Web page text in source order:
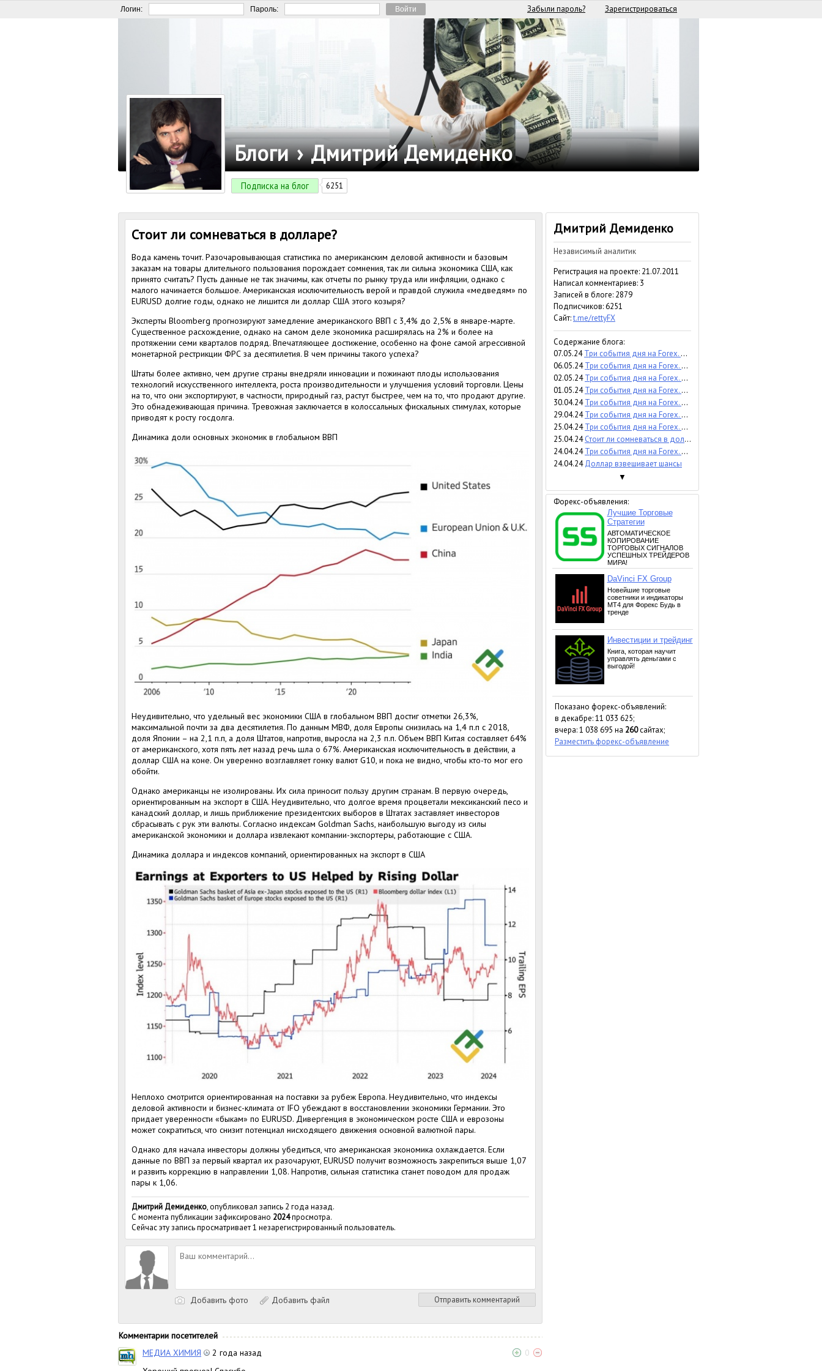
Логин: Пароль: Забыли пароль? Зарегистрироваться
Блоги › Дмитрий Демиденко
Подписка на блог 6251
Стоит ли сомневаться в долларе?
Вода камень точит. Разочаровывающая статистика по американским деловой активности и базовым
заказам на товары длительного пользования порождает сомнения, так ли сильна экономика США, как
принято считать? Пусть данные не так значимы, как отчеты по рынку труда или инфляции, однако с
малого начинается большое. Американская исключительность верой и правдой служила «медведям» по
EURUSD долгие годы, однако не лишится ли доллар США этого козыря?
Эксперты Bloomberg прогнозируют замедление американского ВВП с 3,4% до 2,5% в январе-марте.
Существенное расхождение, однако на самом деле экономика расширялась на 2% и более на
протяжении семи кварталов подряд. Впечатляющее достижение, особенно на фоне самой агрессивной
монетарной рестрикции ФРС за десятилетия. В чем причины такого успеха?
Штаты более активно, чем другие страны внедряли инновации и пожинают плоды использования
технологий искусственного интеллекта, роста производительности и улучшения условий торговли. Цены
на то, что они экспортируют, в частности, природный газ, растут быстрее, чем на то, что продают другие.
Это обнадеживающая причина. Тревожная заключается в колоссальных фискальных стимулах, которые
приводят к росту госдолга.
Динамика доли основных экономик в глобальном ВВП
Неудивительно, что удельный вес экономики США в глобальном ВВП достиг отметки 26,3%,
максимальной почти за два десятилетия. По данным МВФ, доля Европы снизилась на 1,4 п.п с 2018,
доля Японии – на 2,1 п.п, а доля Штатов, напротив, выросла на 2,3 п.п. Объем ВВП Китая составляет 64%
от американского, хотя пять лет назад речь шла о 67%. Американская исключительность в действии, а
доллар США на коне. Он уверенно возглавляет гонку валют G10, и пока не видно, чтобы кто-то мог его
обойти.
Однако американцы не изолированы. Их сила приносит пользу другим странам. В первую очередь,
ориентированным на экспорт в США. Неудивительно, что долгое время процветали мексиканский песо и
канадский доллар, и лишь приближение президентских выборов в Штатах заставляет инвесторов
сбрасывать с рук эти валюты. Согласно индексам Goldman Sachs, наибольшую выгоду из силы
американской экономики и доллара извлекают компании-экспортеры, работающие с США.
Динамика доллара и индексов компаний, ориентированных на экспорт в США
Неплохо смотрится ориентированная на поставки за рубеж Европа. Неудивительно, что индексы
деловой активности и бизнес-климата от IFO убеждают в восстановлении экономики Германии. Это
придает уверенности «быкам» по EURUSD. Дивергенция в экономическом росте США и еврозоны
может сократиться, что снизит потенциал нисходящего движения основной валютной пары.
Однако для начала инвесторы должны убедиться, что американская экономика охлаждается. Если
данные по ВВП за первый квартал их разочаруют, EURUSD получит возможность закрепиться выше 1,07
и развить коррекцию в направлении 1,08. Напротив, сильная статистика станет поводом для продаж
пары к 1,06.
Дмитрий Демиденко, опубликовал запись 2 года назад.
С момента публикации зафиксировано 2024просмотра.
Сейчас эту запись просматривает 1 незарегистрированный пользователь.
Добавить фото Добавить файл Отправить комментарий
Комментарии посетителей
МЕДИА ХИМИЯ
2 года назад
0
Дмитрий Демиденко
Независимый аналитик
Регистрация на проекте: 21.07.2011
Написал комментариев: 3
Записей в блоге: 2879
Подписчиков:6251
Сайт:t.me/rettyFX
Содержание блога:
07.05.24 Три события дня на Forex. Прогноз на 8 мая 2024
06.05.24 Три события дня на Forex. Прогноз на 7 мая 2024
02.05.24 Три события дня на Forex. Прогноз на 3 мая 2024
01.05.24 Три события дня на Forex. Прогноз на 2 мая 2024
30.04.24 Три события дня на Forex. Прогноз на 1 мая 2024
29.04.24 Три события дня на Forex. Прогноз на 30 апреля 2024
25.04.24 Три события дня на Forex. Прогноз на 26 апреля 2024
25.04.24 Стоит ли сомневаться в долларе?
24.04.24 Три события дня на Forex. Прогноз на 25 апреля 2024
24.04.24 Доллар взвешивает шансы
▼
Форекс-объявления:
Показано форекс-объявлений:
в декабре: 11 033 625;
вчера: 1 038 695 на 260сайтах;
Разместить форекс-объявление